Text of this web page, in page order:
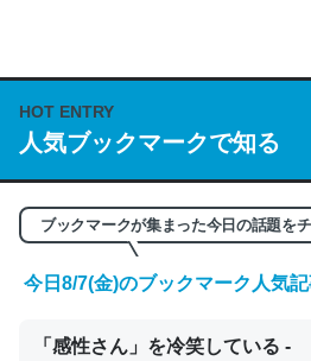
説してる記事が少ないので貴重な
https://
/064121
─GPTの仕組みと限界についての考察（
くらい。小説でいう「ずっと前の
HOT ENTRY
人気ブックマークで知る
ブックマークが集まった今日の話題を
今日8/7(金)のブックマーク人気
「感性さん」を冷笑している -